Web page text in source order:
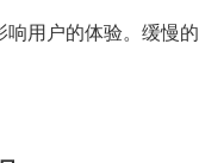
用户的体验。缓慢